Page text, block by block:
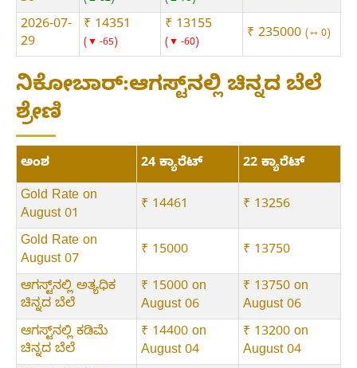
2026-07-
29
₹ 14351
▼ -65
₹ 13155
▼ -60 ₹ 235000 ⇿ 0
ನಿಕೋಬಾರ್:ಆಗಸ್ಟ್‌ನಲ್ಲಿ ಚಿನ್ನದ ಬೆಲೆ
ಶ್ರೇಣಿ
ಅಂಶ 24 ಕ್ಯಾರೆಟ್
22 ಕ್ಯಾರೆಟ್
Gold Rate on
August 01
₹ 14461 ₹ 13256
Gold Rate on
August 07
₹ 15000 ₹ 13750
ಆಗಸ್ಟ್‌ನಲ್ಲಿ ಅತ್ಯಧಿಕ
ಚಿನ್ನದ ಬೆಲೆ
₹ 15000 on
August 06
₹ 13750 on
August 06
ಆಗಸ್ಟ್‌ನಲ್ಲಿ ಕಡಿಮೆ
ಚಿನ್ನದ ಬೆಲೆ
₹ 14400 on
August 04
₹ 13200 on
August 04